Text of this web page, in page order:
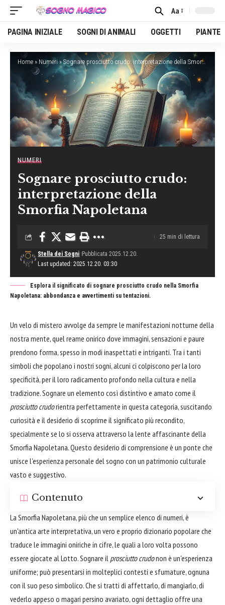
Font
Resizer
Aa
PAGINA INIZIALE SOGNI DI ANIMALI OGGETTI PIANTE
Home » Numeri»Sognare prosciutto crudo: interpretazione della Smorfia Napoletana
NUMERI
Sognare prosciutto crudo:
interpretazione della
Smorfia Napoletana
Last updated: 2025.12.20. 03:30
Stella dei Sogni Pubblicata 2025.12.20.
25 min di lettura
Esplora il significato di sognare prosciutto crudo nella Smorfia
Napoletana: abbondanza e avvertimenti su tentazioni.
Un velo di mistero avvolge da sempre le manifestazioni notturne della
nostra mente, quel reame onirico dove immagini, sensazioni e paure
prendono forma, spesso in modi inaspettati e intriganti. Tra i tanti
simboli che popolano i nostri sogni, alcuni ci colpiscono per la loro
specificità, per il loro radicamento profondo nella cultura e nella
tradizione. Sognare un elemento così distintivo e amato come il
prosciutto crudorientra perfettamente in questa categoria, suscitando
curiosità e il desiderio di scoprirne il significato più recondito,
specialmente se lo si osserva attraverso la lente affascinante della
Smorfia Napoletana. Questo desiderio di comprensione è un ponte che
unisce l'esperienza personale del sogno con un patrimonio culturale
vasto e suggestivo.
Contenuto
La Smorfia Napoletana, più che un semplice elenco di numeri, è
un'antica arte interpretativa, un vero e proprio dizionario popolare che
traduce le immagini oniriche in cifre, le quali a loro volta possono
essere giocate al Lotto. Sognare il prosciutto crudonon è un'esperienza
uniforme; può presentarsi in molteplici contesti e sfumature, ognuna
con il suo peso simbolico. Che si tratti di affettarlo, di mangiarlo, di
vederlo appeso o magari persino avariato, ogni dettaglio offre una